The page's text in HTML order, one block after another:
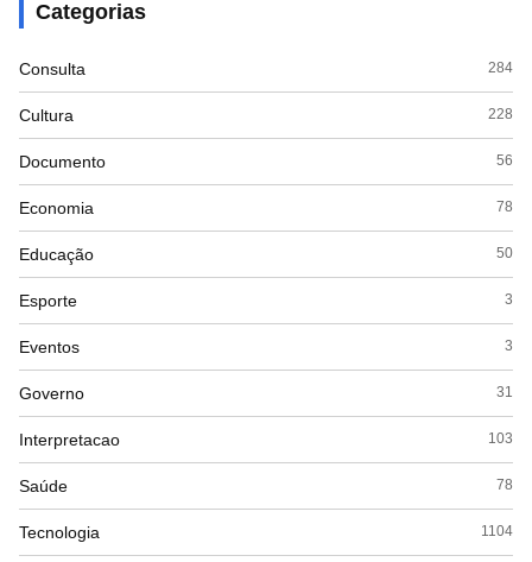
Categorias
Consulta 284
Cultura 228
Documento 56
Economia 78
Educação 50
Esporte 3
Eventos 3
Governo 31
Interpretacao 103
Saúde 78
Tecnologia 1104